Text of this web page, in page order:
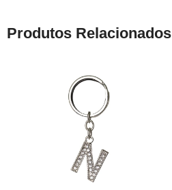
Produtos Relacionados